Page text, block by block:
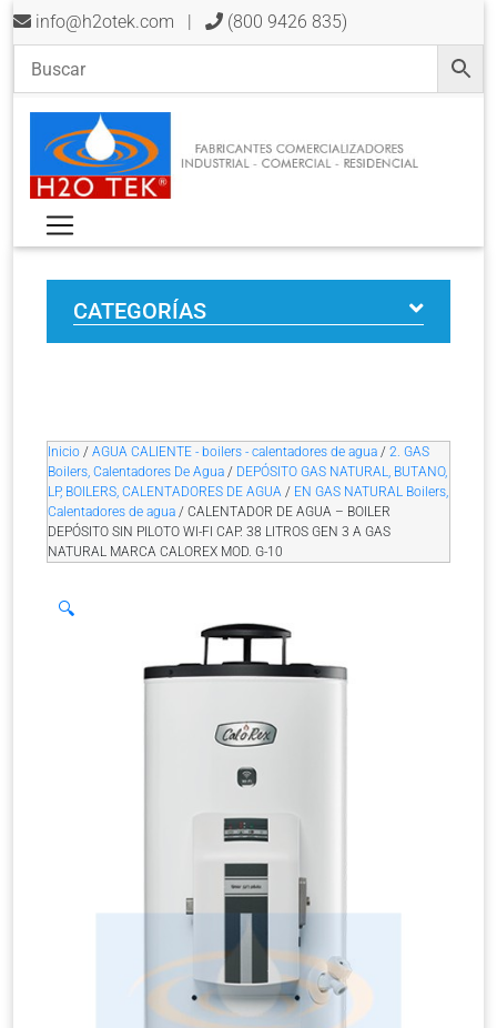
info@h2otek.com | (800 9426 835)
CATEGORÍAS
Inicio / AGUA CALIENTE - boilers - calentadores de agua / 2. GAS
Boilers, Calentadores De Agua / DEPÓSITO GAS NATURAL, BUTANO,
LP, BOILERS, CALENTADORES DE AGUA / EN GAS NATURAL Boilers,
Calentadores de agua / CALENTADOR DE AGUA – BOILER
DEPÓSITO SIN PILOTO WI-FI CAP. 38 LITROS GEN 3 A GAS
NATURAL MARCA CALOREX MOD. G-10
🔍